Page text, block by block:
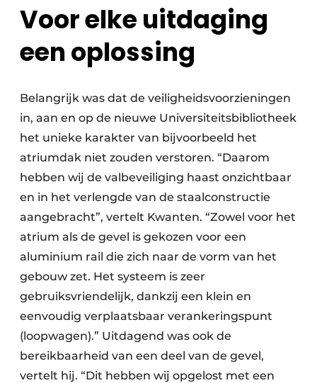
Voor elke uitdaging
een oplossing
Belangrijk was dat de veiligheidsvoorzieningen
in, aan en op de nieuwe Universiteitsbibliotheek
het unieke karakter van bijvoorbeeld het
atriumdak niet zouden verstoren. “Daarom
hebben wij de valbeveiliging haast onzichtbaar
en in het verlengde van de staalconstructie
aangebracht”, vertelt Kwanten. “Zowel voor het
atrium als de gevel is gekozen voor een
aluminium rail die zich naar de vorm van het
gebouw zet. Het systeem is zeer
gebruiksvriendelijk, dankzij een klein en
eenvoudig verplaatsbaar verankeringspunt
(loopwagen).” Uitdagend was ook de
bereikbaarheid van een deel van de gevel,
vertelt hij. “Dit hebben wij opgelost met een